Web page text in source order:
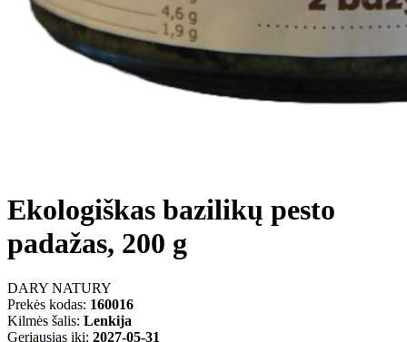
Ekologiškas bazilikų pesto
padažas, 200 g
DARY NATURY
Prekės kodas: 160016
Kilmės šalis: Lenkija
Geriausias iki: 2027-05-31